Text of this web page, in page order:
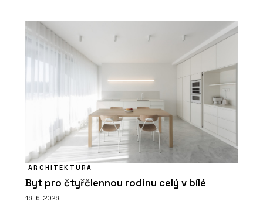
ARCHITEKTURA
Byt pro čtyřčlennou rodinu celý v bílé
16. 6. 2026